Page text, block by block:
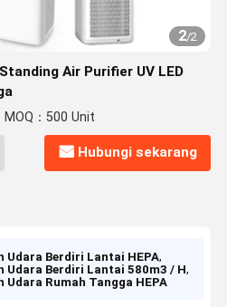
2/2
Air Purifier UV LED
MOQ：500 Unit
Hubungi sekarang
Udara Berdiri Lantai HEPA,
Udara Berdiri Lantai 580m3 / H,
Udara Rumah Tangga HEPA